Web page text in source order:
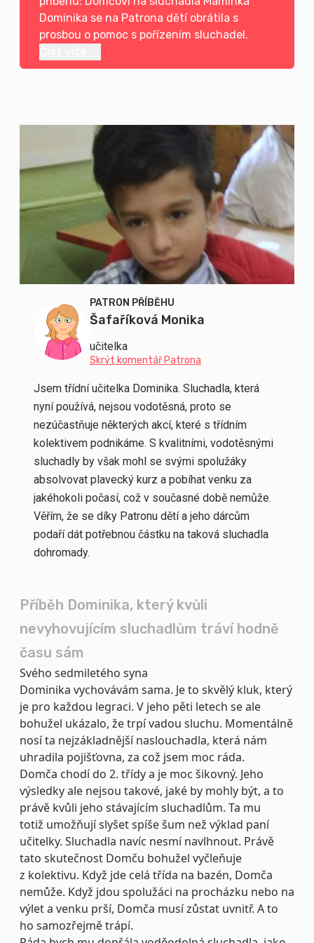
Dominika se na Patrona dětí obrátila s
prosbou o pomoc s pořízením sluchadel.
PATRON PŘÍBĚHU
Šafaříková Monika
učitelka
Skrýt komentář Patrona
Jsem třídní učitelka Dominika. Sluchadla, která
nyní používá, nejsou vodotěsná, proto se
nezúčastňuje některých akcí, které s třídním
kolektivem podnikáme. S kvalitními, vodotěsnými
sluchadly by však mohl se svými spolužáky
absolvovat plavecký kurz a pobíhat venku za
jakéhokoli počasí, což v současné době nemůže.
Věřím, že se díky Patronu dětí a jeho dárcům
podaří dát potřebnou částku na taková sluchadla
dohromady.
Příběh Dominika, který kvůli
nevyhovujícím sluchadlům tráví hodně
času sám
Svého sedmiletého syna
Dominika vychovávám sama. Je to skvělý kluk, který
je pro každou legraci. V jeho pěti letech se ale
bohužel ukázalo, že trpí vadou sluchu. Momentálně
nosí ta nejzákladnější naslouchadla, která nám
uhradila pojišťovna, za což jsem moc ráda.
Domča chodí do 2. třídy a je moc šikovný. Jeho
výsledky ale nejsou takové, jaké by mohly být, a to
právě kvůli jeho stávajícím sluchadlům. Ta mu
totiž umožňují slyšet spíše šum než výklad paní
učitelky. Sluchadla navíc nesmí navlhnout. Právě
tato skutečnost Domču bohužel vyčleňuje
z kolektivu. Když jde celá třída na bazén, Domča
nemůže. Když jdou spolužáci na procházku nebo na
výlet a venku prší, Domča musí zůstat uvnitř. A to
ho samozřejmě trápí.